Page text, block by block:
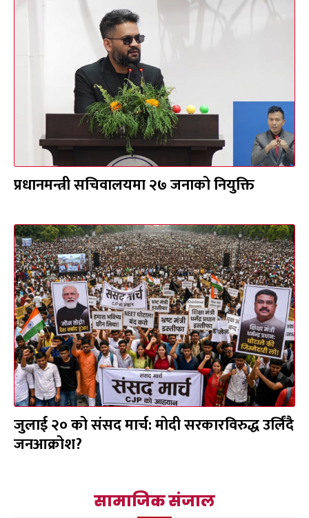
प्रधानमन्त्री सचिवालयमा २७ जनाको नियुक्ति
जुलाई २० को संसद मार्च: मोदी सरकारविरुद्ध उर्लिंदै
जनआक्रोश?
सामाजिक संजाल